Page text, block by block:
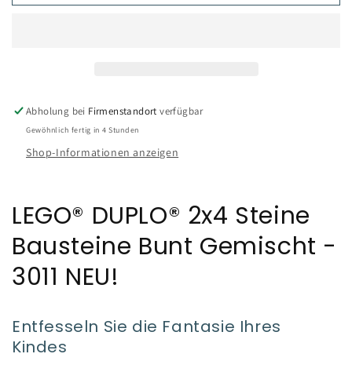
Abholung bei Firmenstandort verfügbar
Gewöhnlich fertig in 4 Stunden
Shop-Informationen anzeigen
LEGO® DUPLO® 2x4 Steine
Bausteine Bunt Gemischt -
3011 NEU!
Entfesseln Sie die Fantasie Ihres
Kindes